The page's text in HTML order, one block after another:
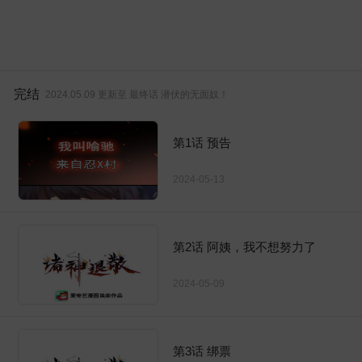
完结 2024.05.09 更新至 最终话 潜伏的无面奴！
第1话 预告
第2话 阿姨，我不想努力了
第3话 绑票